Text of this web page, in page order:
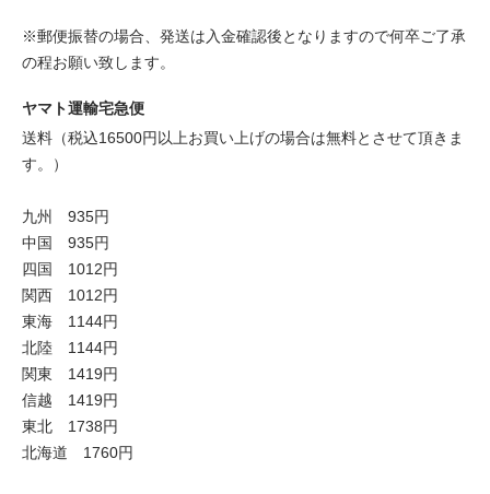
※郵便振替の場合、発送は入金確認後となりますので何卒ご了承
の程お願い致します。
ヤマト運輸宅急便
送料（税込16500円以上お買い上げの場合は無料とさせて頂きま
す。）
九州 935円
中国 935円
四国 1012円
関西 1012円
東海 1144円
北陸 1144円
関東 1419円
信越 1419円
東北 1738円
北海道 1760円